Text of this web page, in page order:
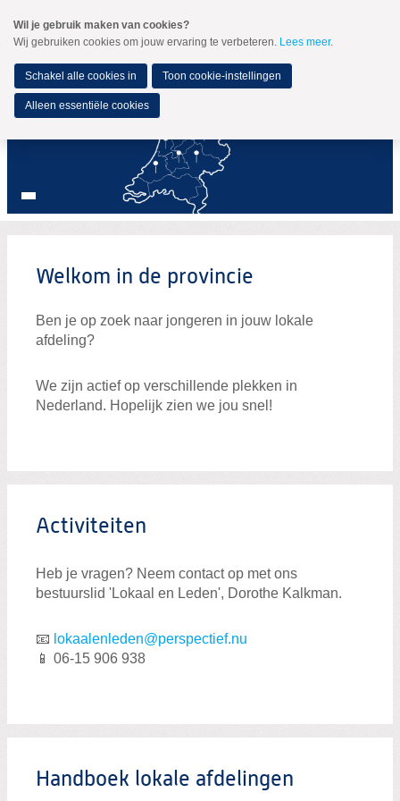
naar
Spring
de
inhoud
Spring
naar
MENU
Welkom in de provincie
Drenthe
Friesland
Groningen
Zuid-Holland
Zoeken
Welkom in de provincie
Ben je op zoek naar jongeren in jouw lokale
afdeling?
We zijn actief op verschillende plekken in
Nederland. Hopelijk zien we jou snel!
Activiteiten
Heb je vragen? Neem contact op met ons
bestuurslid 'Lokaal en Leden', Dorothe Kalkman.
📧 lokaalenleden@perspectief.nu
📱 06-15 906 938
Handboek lokale afdelingen
Wil je gebruik maken van cookies?
Wij gebruiken cookies om jouw ervaring te verbeteren. Lees meer.
Schakel alle cookies in Toon cookie-instellingen
Alleen essentiële cookies